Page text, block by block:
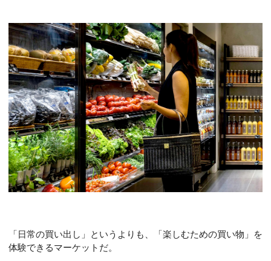
「日常の買い出し」というよりも、「楽しむための買い物」を
体験できるマーケットだ。